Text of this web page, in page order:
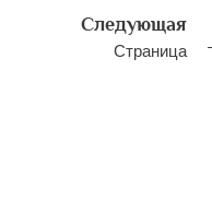
Следующая
Страница